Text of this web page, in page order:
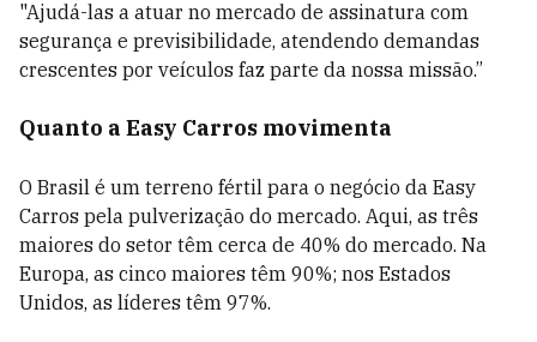
"Ajudá-las a atuar no mercado de assinatura com
segurança e previsibilidade, atendendo demandas
crescentes por veículos faz parte da nossa missão.”
Quanto a Easy Carros movimenta
O Brasil é um terreno fértil para o negócio da Easy
Carros pela pulverização do mercado. Aqui, as três
maiores do setor têm cerca de 40% do mercado. Na
Europa, as cinco maiores têm 90%; nos Estados
Unidos, as líderes têm 97%.